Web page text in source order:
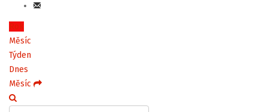
Rok
Měsíc
Týden
Dnes
Měsíc